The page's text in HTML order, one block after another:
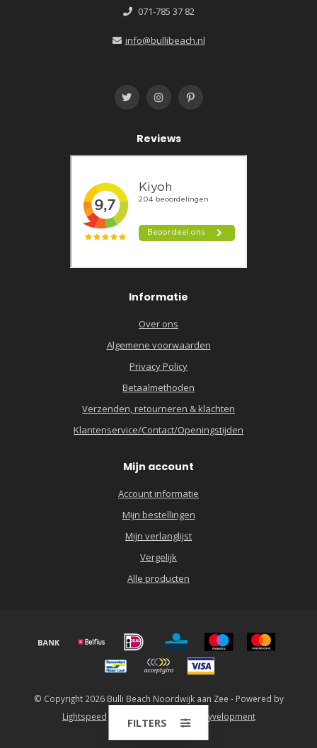
071-785 37 82
info@bullibeach.nl
Reviews
Informatie
Over ons
Algemene voorwaarden
Privacy Policy
Betaalmethoden
Verzenden, retourneren & klachten
Klantenservice/Contact/Openingstijden
Mijn account
Account informatie
Mijn bestellingen
Mijn verlanglijst
Vergelijk
Alle producten
© Copyright 2026 Bulli Beach Noordwijk aan Zee - Powered by
Lightspeed
Lightspeed design Dyvelopment
FILTERS